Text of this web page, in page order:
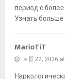
период с
Узнать больше
MarioTiT
ဧပြီ 22, 2026